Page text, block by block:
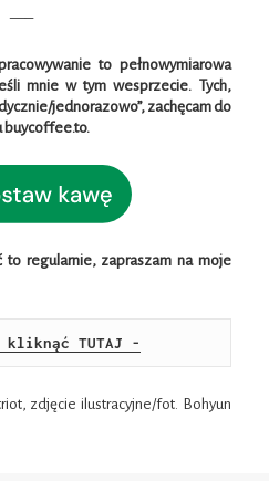
—–
to pełnowymiarowa
mnie w tym wesprzecie. Tych,
jednorazowo”, zachęcam do
buycoffee.to.
to regularnie, zapraszam na moje
TUTAJ -
zdjęcie ilustracyjne/fot. Bohyun